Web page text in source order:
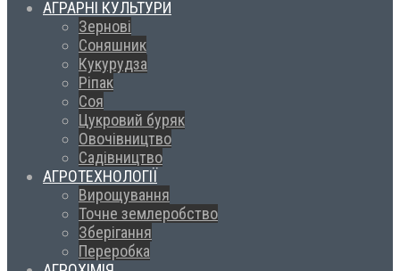
АГРАРНІ КУЛЬТУРИ
Зернові
Соняшник
Кукурудза
Ріпак
Соя
Цукровий буряк
Овочівництво
Садівництво
АГРОТЕХНОЛОГІЇ
Вирощування
Точне землеробство
Зберігання
Переробка